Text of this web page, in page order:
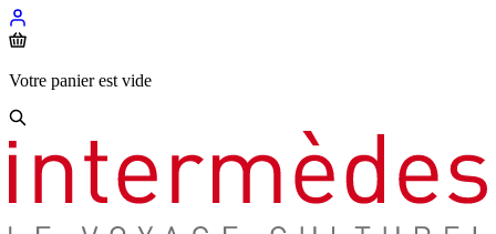
Votre panier est vide